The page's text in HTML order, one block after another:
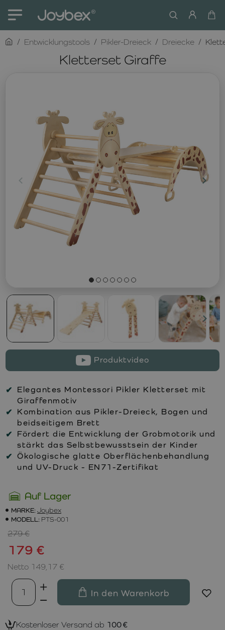
Kletterset Giraffe
homeEntwicklungstools Pikler-Dreieck Dreiecke
Produktvideo
Elegantes Montessori Pikler Kletterset mit
Giraffenmotiv
Kombination aus Pikler-Dreieck, Bogen und
beidseitigem Brett
Fördert die Entwicklung der Grobmotorik und
stärkt das Selbstbewusstsein der Kinder
Ökologische glatte Oberflächenbehandlung
und UV-Druck - EN71-Zertifikat
Auf Lager
MARKE: Joybex
MODELL: PTS-001
179 €
279 €
Netto 149,17 €
In den Warenkorb
Kostenloser Versand ab 100 €